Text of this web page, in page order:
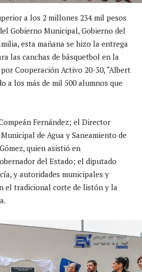
a los 2 millones 234 mil pesos
Gobierno Municipal, Gobierno del
esta mañana se hizo la entrega
las canchas de básquetbol en la
Cooperación Activo 20-30, “Albert
a los más de mil 500 alumnos que
Fernández; el Director
de Agua y Saneamiento de
quien asistió en
del Estado; el diputado
y autoridades municipales y
el tradicional corte de listón y la